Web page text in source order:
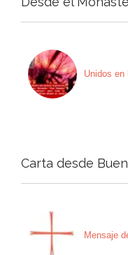
Unidos en
Carta desde
Mensaje